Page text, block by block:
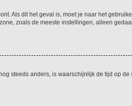
Als dit het geval is, moet je naar het
zoals de meeste instellingen, alleen
steeds anders, is waarschijnlijk de tijd op